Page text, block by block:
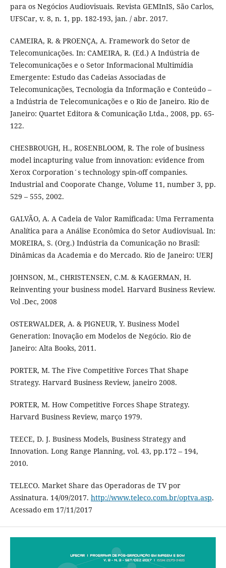
para os Negócios Audiovisuais. Revista GEMInIS, São Carlos,
UFSCar, v. 8, n. 1, pp. 182-193, jan. / abr. 2017.
CAMEIRA, R. & PROENÇA, A. Framework do Setor de
Telecomunicações. In: CAMEIRA, R. (Ed.) A Indústria de
Telecomunicações e o Setor Informacional Multimídia
Emergente: Estudo das Cadeias Associadas de
Telecomunicações, Tecnologia da Informação e Conteúdo –
a Indústria de Telecomunicações e o Rio de Janeiro. Rio de
Janeiro: Quartet Editora & Comunicação Ltda., 2008, pp. 65-
122.
CHESBROUGH, H., ROSENBLOOM, R. The role of business
model incapturing value from innovation: evidence from
Xerox Corporation´s technology spin-off companies.
Industrial and Cooporate Change, Volume 11, number 3, pp.
529 – 555, 2002.
GALVÃO, A. A Cadeia de Valor Ramificada: Uma Ferramenta
Analítica para a Análise Econômica do Setor Audiovisual. In:
MOREIRA, S. (Org.) Indústria da Comunicação no Brasil:
Dinâmicas da Academia e do Mercado. Rio de Janeiro: UERJ
JOHNSON, M., CHRISTENSEN, C.M. & KAGERMAN, H.
Reinventing your business model. Harvard Business Review.
Vol .Dec, 2008
OSTERWALDER, A. & PIGNEUR, Y. Business Model
Generation: Inovação em Modelos de Negócio. Rio de
Janeiro: Alta Books, 2011.
PORTER, M. The Five Competitive Forces That Shape
Strategy. Harvard Business Review, janeiro 2008.
PORTER, M. How Competitive Forces Shape Strategy.
Harvard Business Review, março 1979.
TEECE, D. J. Business Models, Business Strategy and
Innovation. Long Range Planning, vol. 43, pp.172 – 194,
2010.
TELECO. Market Share das Operadoras de TV por
Assinatura. 14/09/2017. http://www.teleco.com.br/optva.asp.
Acessado em 17/11/2017